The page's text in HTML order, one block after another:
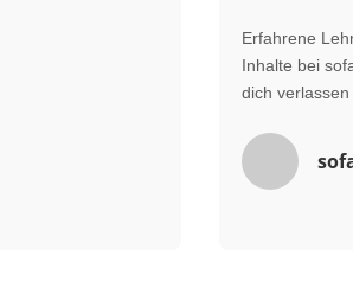
Erfahrene
Inhalte bei
dich verlassen